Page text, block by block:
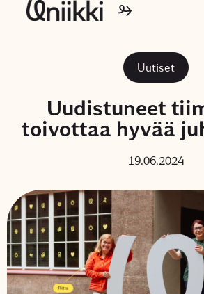
Uutiset
Uudistuneet
toivottaa hyvää
19.06.2024